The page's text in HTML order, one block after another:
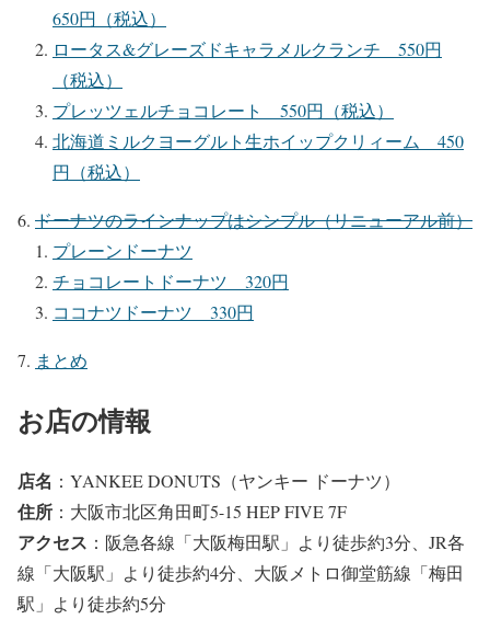
650円（税込）
ロータス&グレーズドキャラメルクランチ 550円
（税込）
プレッツェルチョコレート 550円（税込）
北海道ミルクヨーグルト生ホイップクリィーム 450
円（税込）
ドーナツのラインナップはシンプル（リニューアル前）
プレーンドーナツ
チョコレートドーナツ 320円
ココナツドーナツ 330円
まとめ
お店の情報
店名 ：YANKEE DONUTS（ヤンキー ドーナツ）
住所 ：大阪市北区角田町5-15 HEP FIVE 7F
アクセス ：阪急各線「大阪梅田駅」より徒歩約3分、JR各
線「大阪駅」より徒歩約4分、大阪メトロ御堂筋線「梅田
駅」より徒歩約5分